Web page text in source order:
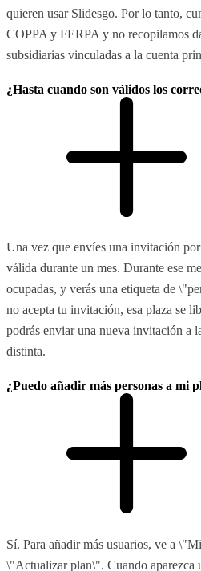
quieren usar Slidesgo. Por lo tanto,
COPPA y FERPA y no recopilamos
subsidiarias vinculadas a la cuenta
¿Hasta cuando son válidos los
Una vez que envíes una invitación
válida durante un mes. Durante ese
ocupadas, y verás una etiqueta de
no acepta tu invitación, esa plaza se
podrás enviar una nueva invitación a
distinta.
¿Puedo añadir más personas a mi
Sí. Para añadir más usuarios, ve a
\"Actualizar plan\". Cuando aparezca